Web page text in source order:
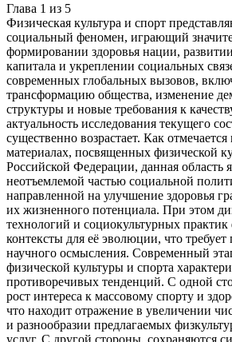
Глава 1 из 5
Физическая культура и спорт
социальный феномен, играющий
формировании здоровья нации,
капитала и укреплении социальных
современных глобальных вызовов,
трансформацию общества, изменение
структуры и новые требования к
актуальность исследования текущего
существенно возрастает. Как
материалах, посвященных физической
Российской Федерации, данная область
неотъемлемой частью социальной
направленной на улучшение здоровья
их жизненного потенциала. При этом
технологий и социокультурных
контексты для её эволюции, что требует
научного осмысления. Современный
физической культуры и спорта
противоречивых тенденций. С одной
рост интереса к массовому спорту и
что находит отражение в увеличении
и разнообразии предлагаемых
услуг. С другой стороны, сохраняются